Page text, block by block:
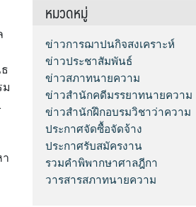
ม
หมวดหมู่
ข่าวการฌาปนกิจสงเคราะห์
ข่าวประชาสัมพันธ์
ข่าวสภาทนายความ
ข่าวสำนักคดีมรรยาทนายความ
ข่าวสำนักฝึกอบรมวิชาว่าความ
ประกาศจัดซื้อจัดจ้าง
ประกาศรับสมัครงาน
รวมคำพิพากษาศาลฎีกา
วารสารสภาทนายความ